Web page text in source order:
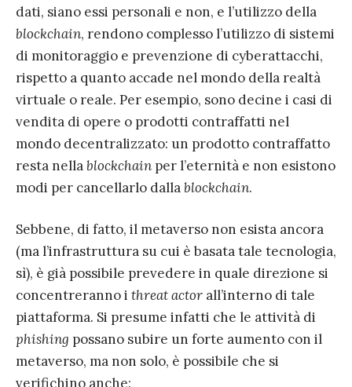
dati, siano essi personali e non, e l’utilizzo della
blockchain, rendono complesso l’utilizzo di sistemi
di monitoraggio e prevenzione di cyberattacchi,
rispetto a quanto accade nel mondo della realtà
virtuale o reale. Per esempio, sono decine i casi di
vendita di opere o prodotti contraffatti nel
mondo decentralizzato: un prodotto contraffatto
resta nellablockchain per l’eternità e non esistono
modi per cancellarlo dallablockchain.
Sebbene, di fatto, il metaverso non esista ancora
(ma l’infrastruttura su cui è basata tale tecnologia,
sì), è già possibile prevedere in quale direzione si
concentreranno i threat actor all’interno di tale
piattaforma. Si presume infatti che le attività di
phishing possano subire un forte aumento con il
metaverso, ma non solo, è possibile che si
verifichino anche: